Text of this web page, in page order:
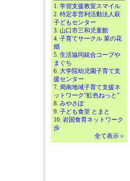
1. 学習支援教室スマイル
2. 特定非営利活動法人萩
子どもセンター
3. 山口市三和児童館
4. 子育てサークル 菜の花
畑
5. 生活協同組合コープや
まぐち
6. 大学院幼児園子育て支
援センター
7. 周南地域子育て支援ネ
ットワーク”虹色ねっと”
8. みやさぽ
9. 子ども食堂 とまと
10. 岩国食育ネットワーク
歩
全て表示＞